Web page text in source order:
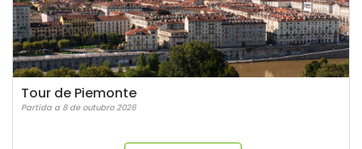
Tour de Piemonte
Partida a 8 de outubro 2026